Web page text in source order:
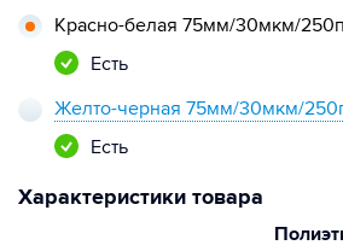
Красно-белая 75мм/30мкм/
Есть
Желто-черная 75мм/30мкм/
Есть
Характеристики товара